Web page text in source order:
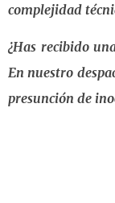
complejidad
¿Has recibido
En nuestro
presunción de